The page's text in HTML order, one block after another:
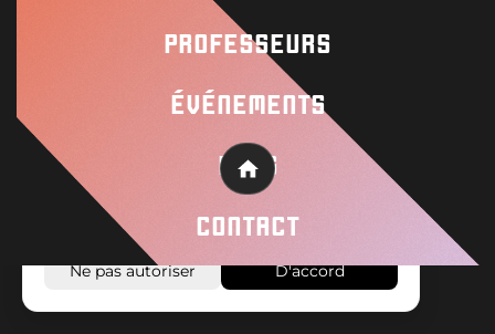
PROFESSEURS
ÉVÉNEMENTS
BLOG
CONTACT
Home
© 2026 Wisseloord Site Web par
Sur ce site, des cookies et des techniques
similaires sont utilisés pour que le site
fonctionne correctement et pour analyser
comment le site est utilisé.